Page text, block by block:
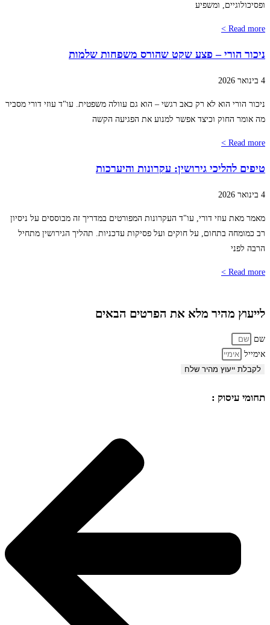
ופסיכולוגיים, ומשפיע
Read more >
ניכור הורי – פצע שקט שהורס משפחות שלמות
4 בינואר 2026
ניכור הורי הוא לא רק כאב רגשי – הוא גם עוולה משפטית. עו"ד עוזי דורי מסביר
מה אומר החוק וכיצד אפשר למנוע את הפגיעה הקשה
Read more >
טיפים להליכי גירושין: עקרונות והיערכות
4 בינואר 2026
מאמר מאת עוזי דורי, עו"ד העקרונות המפורטים במדריך זה מבוססים על ניסיון
רב כמומחה בתחום, על חוקים ועל פסיקות עדכניות. תהליך הגירושין מתחיל
הרבה לפני
Read more >
לייעוץ מהיר מלא את הפרטים הבאים
שם
אימייל
לקבלת ייעוץ מהיר שלח
תחומי עיסוק :